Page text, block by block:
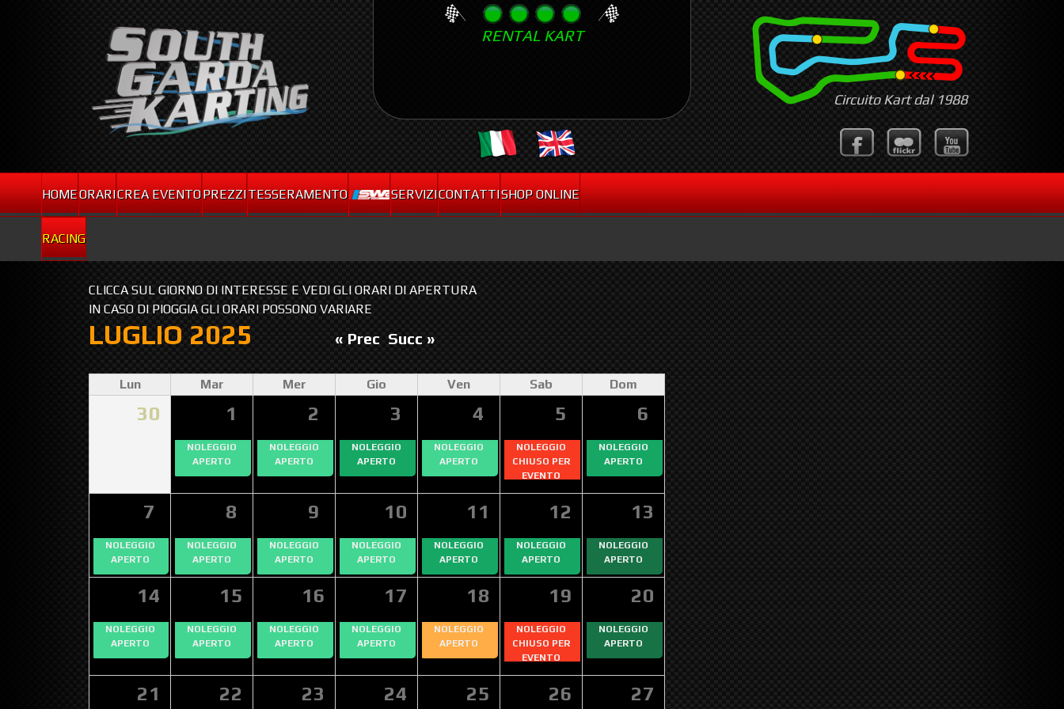
Skip
Circuito Kart dal 1988
RENTAL KART
HOMEORARICREA EVENTOPREZZITESSERAMENTO . SERVIZICONTATTISHOP ONLINE
RACING
CLICCA SUL GIORNO DI INTERESSE E VEDI GLI ORARI DI APERTURA
IN CASO DI PIOGGIA GLI ORARI POSSONO VARIARE
LUGLIO 2025 « Prec Succ »
Lun Mar Mer Gio Ven Sab Dom
30 1 2 3 4 5 6
NOLEGGIO
APERTO
NOLEGGIO
APERTO
NOLEGGIO
APERTO
NOLEGGIO
APERTO
NOLEGGIO
CHIUSO PER
EVENTO
NOLEGGIO
APERTO
7 8 9 10 11 12 13
NOLEGGIO
APERTO
NOLEGGIO
APERTO
NOLEGGIO
APERTO
NOLEGGIO
APERTO
NOLEGGIO
APERTO
NOLEGGIO
APERTO
NOLEGGIO
APERTO
14 15 16 17 18 19 20
NOLEGGIO
APERTO
NOLEGGIO
APERTO
NOLEGGIO
APERTO
NOLEGGIO
APERTO
NOLEGGIO
APERTO
NOLEGGIO
CHIUSO PER
EVENTO
NOLEGGIO
APERTO
21 22 23 24 25 26 27